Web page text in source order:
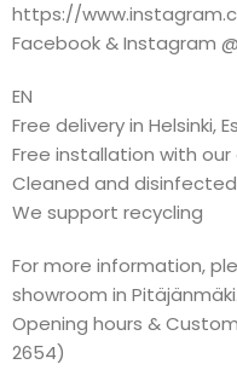
https://
Facebook & Instagram
EN
Free delivery in Helsinki,
Free installation with
Cleaned and
We support recycling
For more information,
showroom in Pitäjänmäki.
Opening hours &
2654)